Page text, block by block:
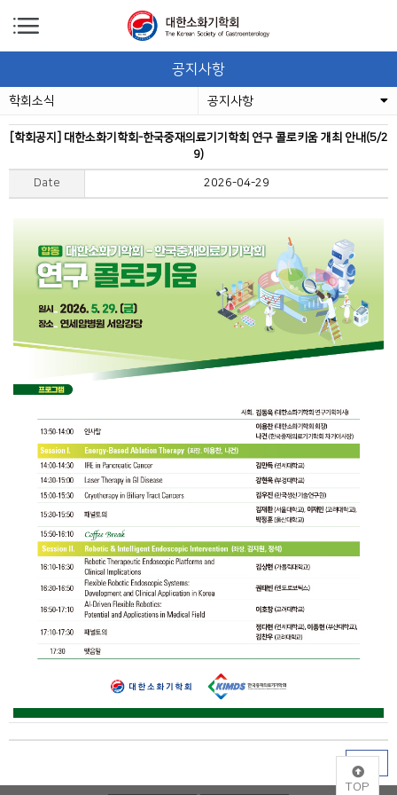
공지사항
학회소식 공지사항
[학회공지] 대한소화기학회-한국중재의료기기학회 연구 콜로키움 개최 안내(5/2
9)
Date 2026-04-29
목록
TOP